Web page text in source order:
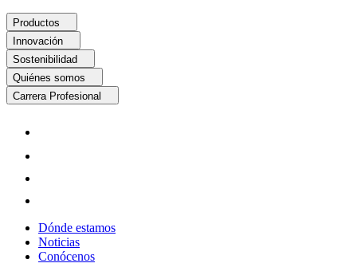
Productos
Innovación
Sostenibilidad
Quiénes somos
Carrera Profesional
Dónde estamos
Noticias
Conócenos